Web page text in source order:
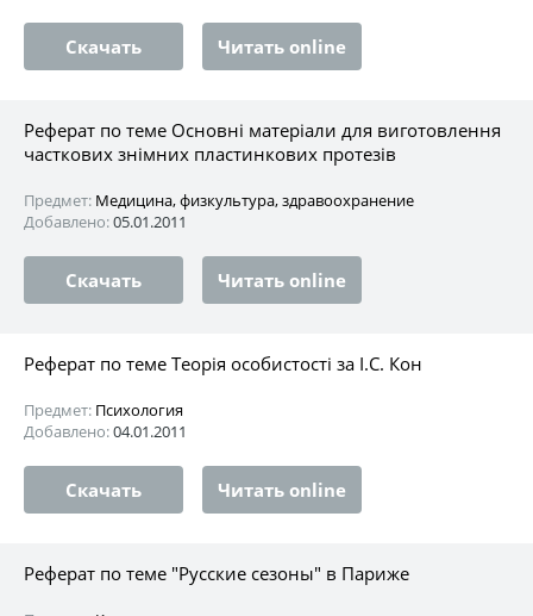
Скачать Читать online
Реферат по теме Основні матеріали для виготовлення
часткових знімних пластинкових протезів
Предмет: Медицина, физкультура, здравоохранение
Добавлено:05.01.2011
Скачать Читать online
Реферат по теме Теорія особистості за І.С. Кон
Предмет: Психология
Добавлено:04.01.2011
Скачать Читать online
Реферат по теме "Русские сезоны" в Париже